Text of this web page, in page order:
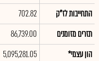
התחייבות לז"ק
702.82
תזרים מזומנים
86,739.00
הון עצמי*
5,095,281.05